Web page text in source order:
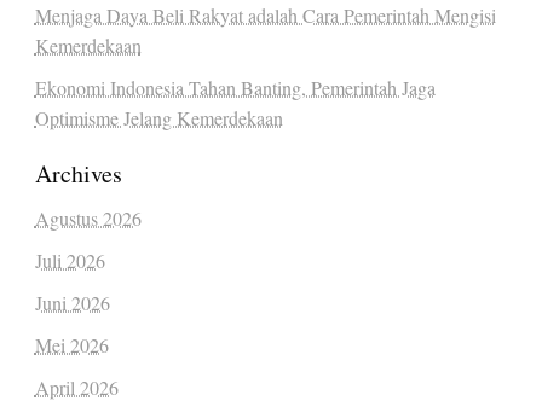
Menjaga Daya Beli Rakyat adalah Cara Pemerintah Mengisi
Kemerdekaan
Ekonomi Indonesia Tahan Banting, Pemerintah Jaga
Optimisme Jelang Kemerdekaan
Archives
Agustus 2026
Juli 2026
Juni 2026
Mei 2026
April 2026